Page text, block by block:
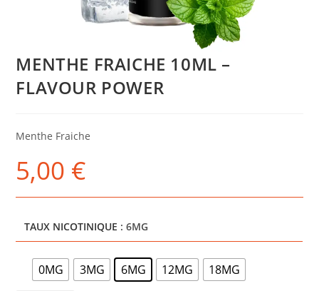
MENTHE FRAICHE 10ML –
FLAVOUR POWER
Menthe Fraiche
5,00 €
TAUX NICOTINIQUE : 6MG
0MG 3MG 6MG 12MG 18MG